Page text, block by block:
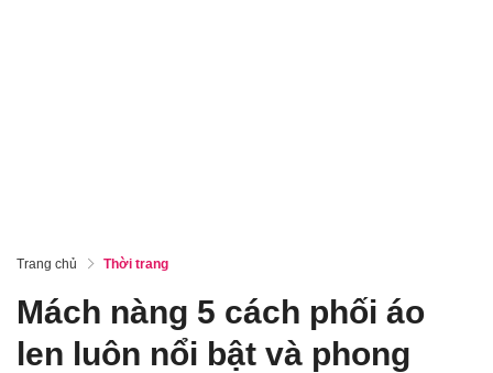
Trang chủ Thời trang
Mách nàng 5 cách phối áo
len luôn nổi bật và phong